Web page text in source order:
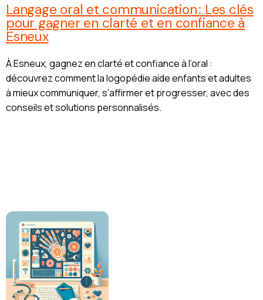
Langage oral et communication : Les clés
pour gagner en clarté et en confiance à
Esneux
À Esneux, gagnez en clarté et confiance à l’oral :
découvrez comment la logopédie aide enfants et adultes
à mieux communiquer, s’affirmer et progresser, avec des
conseils et solutions personnalisés.